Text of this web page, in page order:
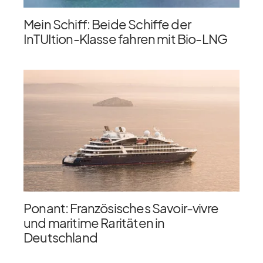
Mein Schiff: Beide Schiffe der
InTUItion-Klasse fahren mit Bio-LNG
Ponant: Französisches Savoir-vivre
und maritime Raritäten in
Deutschland